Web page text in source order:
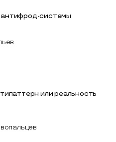
антифрод-системы
или реальность